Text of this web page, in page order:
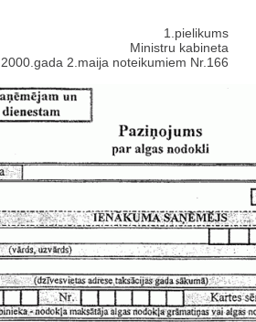
1.pielikums
Ministru kabineta
2000.gada 2.maija noteikumiem Nr.166